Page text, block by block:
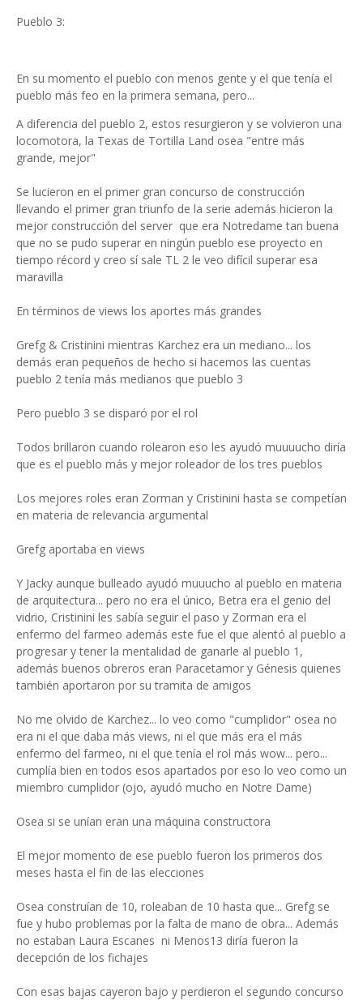
Pueblo 3:
En su momento el pueblo con menos gente y el que tenía el
pueblo más feo en la primera semana, pero...
A diferencia del pueblo 2, estos resurgieron y se volvieron una
locomotora, la Texas de Tortilla Land osea "entre más
grande, mejor"
Se lucieron en el primer gran concurso de construcción
llevando el primer gran triunfo de la serie además hicieron la
mejor construcción del server que era Notredame tan buena
que no se pudo superar en ningún pueblo ese proyecto en
tiempo récord y creo sí sale TL 2 le veo difícil superar esa
maravilla
En términos de views los aportes más grandes
Grefg & Cristinini mientras Karchez era un mediano... los
demás eran pequeños de hecho si hacemos las cuentas
pueblo 2 tenía más medianos que pueblo 3
Pero pueblo 3 se disparó por el rol
Todos brillaron cuando rolearon eso les ayudó muuuucho diría
que es el pueblo más y mejor roleador de los tres pueblos
Los mejores roles eran Zorman y Cristinini hasta se competían
en materia de relevancia argumental
Grefg aportaba en views
Y Jacky aunque bulleado ayudó muuucho al pueblo en materia
de arquitectura... pero no era el único, Betra era el genio del
vidrio, Cristinini les sabía seguir el paso y Zorman era el
enfermo del farmeo además este fue el que alentó al pueblo a
progresar y tener la mentalidad de ganarle al pueblo 1,
además buenos obreros eran Paracetamor y Génesis quienes
también aportaron por su tramita de amigos
No me olvido de Karchez... lo veo como "cumplidor" osea no
era ni el que daba más views, ni el que más era el más
enfermo del farmeo, ni el que tenía el rol más wow... pero...
cumplía bien en todos esos apartados por eso lo veo como un
miembro cumplidor (ojo, ayudó mucho en Notre Dame)
Osea si se unían eran una máquina constructora
El mejor momento de ese pueblo fueron los primeros dos
meses hasta el fin de las elecciones
Osea construían de 10, roleaban de 10 hasta que... Grefg se
fue y hubo problemas por la falta de mano de obra... Además
no estaban Laura Escanes ni Menos13 diría fueron la
decepción de los fichajes
Con esas bajas cayeron bajo y perdieron el segundo concurso